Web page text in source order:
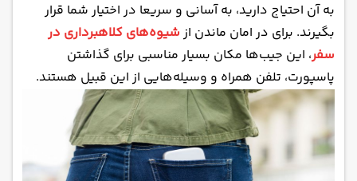
به آن احتیاج دارید، به آسانی و سریعا در اختیار شما قرار
بگیرند. برای در امان ماندن ازشیوه‌های کلاهبرداری در
سفر، این جیب‌‌ها مکان بسیار مناسبی برای گذاشتن
پاسپورت، تلفن همراه و وسیله‌هایی از این قبیل هستند.